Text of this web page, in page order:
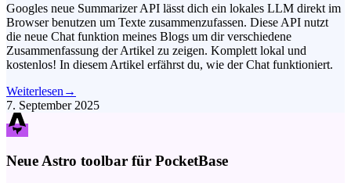
Googles neue Summarizer API lässt dich ein lokales LLM direkt im
Browser benutzen um Texte zusammenzufassen. Diese API nutzt
die neue Chat funktion meines Blogs um dir verschiedene
Zusammenfassung der Artikel zu zeigen. Komplett lokal und
kostenlos! In diesem Artikel erfährst du, wie der Chat funktioniert.
Weiterlesen →
7. September 2025
Neue Astro toolbar für PocketBase